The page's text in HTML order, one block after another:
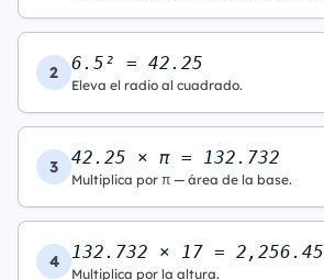
2 6.5² = 42.25
Eleva el radio al cuadrado.
3 42.25 × π = 132.732
Multiplica por π — área de la base.
4 132.732 × 17 = 2,256.45
Multiplica por la altura.